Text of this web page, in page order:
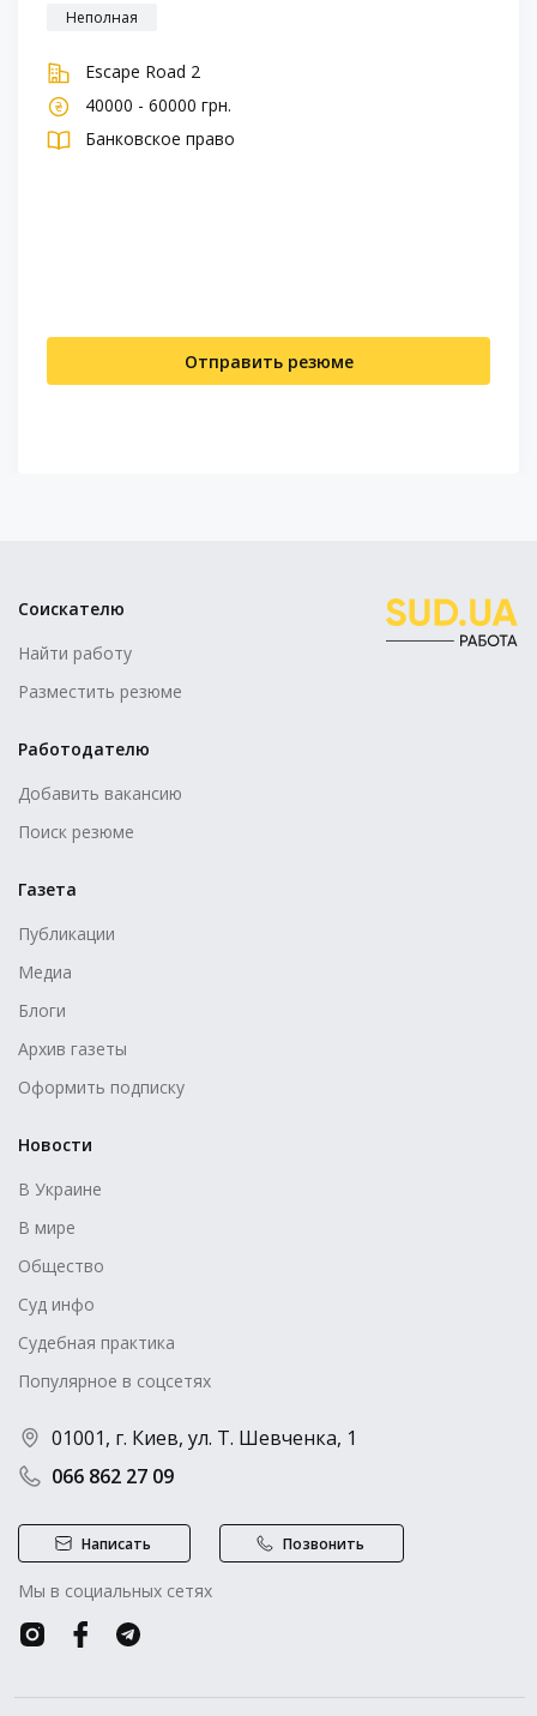
Неполная
Escape Road 2
40000 - 60000 грн.
Банковское право
Отправить резюме
Соискателю
Найти работу
Разместить резюме
Работодателю
Добавить вакансию
Поиск резюме
Газета
Публикации
Медиа
Блоги
Архив газеты
Оформить подписку
Новости
В Украине
В мире
Общество
Суд инфо
Судебная практика
Популярное в соцсетях
066 862 27 09
01001, г. Киев, ул. Т. Шевченка, 1
Написать Позвонить
Мы в социальных сетях